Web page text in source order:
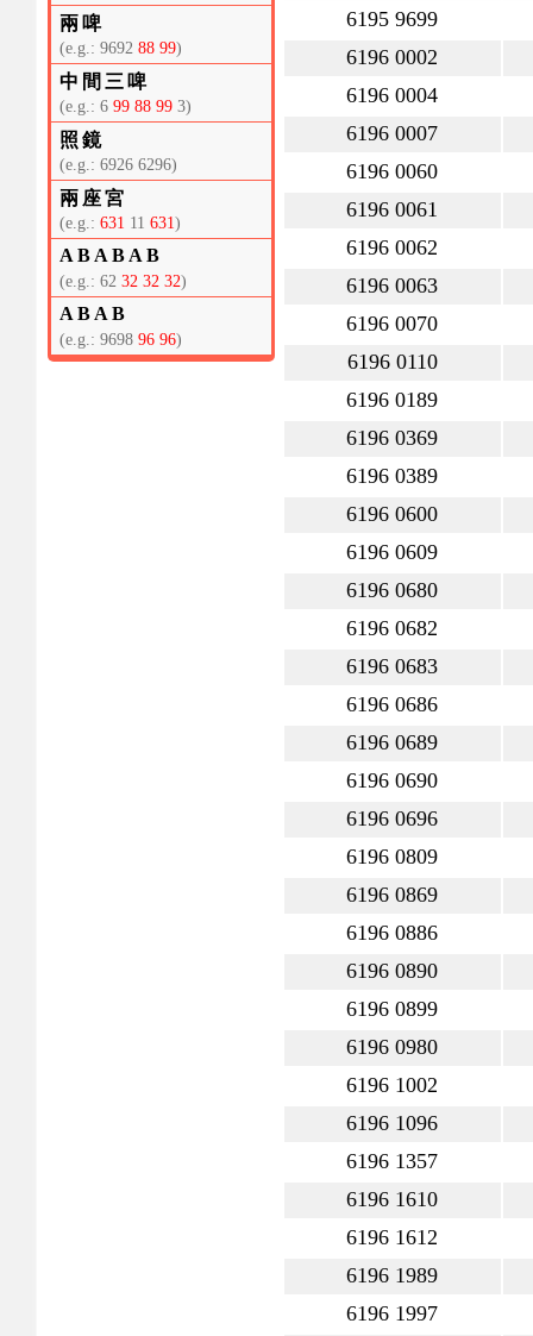
兩啤
(e.g.: 9692 88 99)
中間三啤
(e.g.: 6 99 88 99 3)
照鏡
(e.g.: 6926 6296)
兩座宮
(e.g.: 631 11 631)
ABABAB
(e.g.: 62 32 32 32)
ABAB
(e.g.: 9698 96 96)
6195 9699
6196 0002
6196 0004
6196 0007
6196 0060
6196 0061
6196 0062
6196 0063
6196 0070
6196 0110
6196 0189
6196 0369
6196 0389
6196 0600
6196 0609
6196 0680
6196 0682
6196 0683
6196 0686
6196 0689
6196 0690
6196 0696
6196 0809
6196 0869
6196 0886
6196 0890
6196 0899
6196 0980
6196 1002
6196 1096
6196 1357
6196 1610
6196 1612
6196 1989
6196 1997